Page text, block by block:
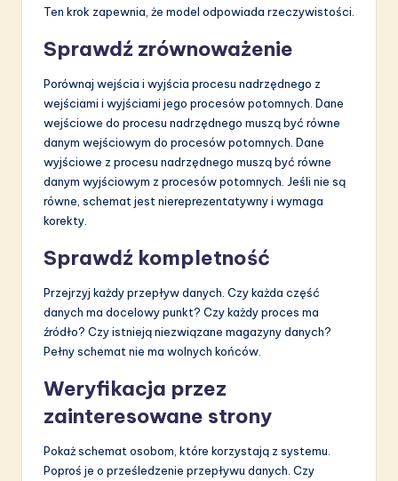
Ten krok zapewnia, że model odpowiada rzeczywistości.
Sprawdź zrównoważenie
Porównaj wejścia i wyjścia procesu nadrzędnego z
wejściami i wyjściami jego procesów potomnych. Dane
wejściowe do procesu nadrzędnego muszą być równe
danym wejściowym do procesów potomnych. Dane
wyjściowe z procesu nadrzędnego muszą być równe
danym wyjściowym z procesów potomnych. Jeśli nie są
równe, schemat jest niereprezentatywny i wymaga
korekty.
Sprawdź kompletność
Przejrzyj każdy przepływ danych. Czy każda część
danych ma docelowy punkt? Czy każdy proces ma
źródło? Czy istnieją niezwiązane magazyny danych?
Pełny schemat nie ma wolnych końców.
Weryfikacja przez
zainteresowane strony
Pokaż schemat osobom, które korzystają z systemu.
Poproś je o prześledzenie przepływu danych. Czy